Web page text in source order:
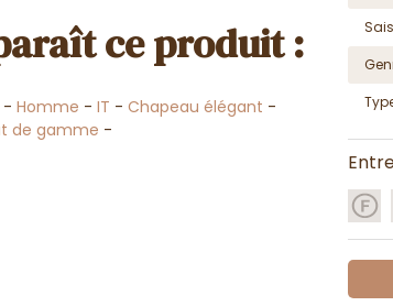
ce produit :
-Homme -IT -Chapeau élégant -
de gamme -